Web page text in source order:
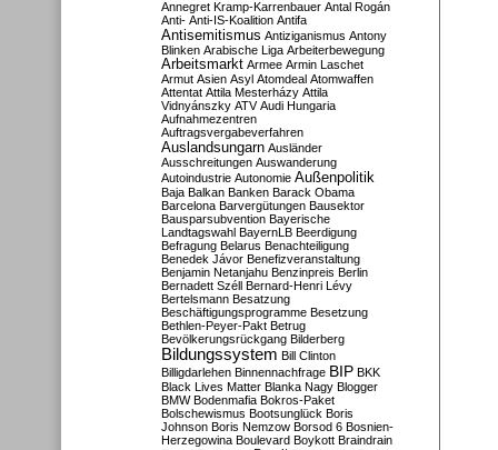
Annegret Kramp-Karrenbauer Antal Rogán
Anti- Anti-IS-Koalition Antifa
Antisemitismus Antiziganismus Antony
Blinken Arabische Liga Arbeiterbewegung
Arbeitsmarkt Armee Armin Laschet
Armut Asien Asyl Atomdeal Atomwaffen
Attentat Attila Mesterházy Attila
Vidnyánszky ATV Audi Hungaria
Aufnahmezentren
Auftragsvergabeverfahren
Auslandsungarn Ausländer
Ausschreitungen Auswanderung
Autoindustrie Autonomie Außenpolitik
Baja Balkan Banken Barack Obama
Barcelona Barvergütungen Bausektor
Bausparsubvention Bayerische
Landtagswahl BayernLB Beerdigung
Befragung Belarus Benachteiligung
Benedek Jávor Benefizveranstaltung
Benjamin Netanjahu Benzinpreis Berlin
Bernadett Széll Bernard-Henri Lévy
Bertelsmann Besatzung
Beschäftigungsprogramme Besetzung
Bethlen-Peyer-Pakt Betrug
Bevölkerungsrückgang Bilderberg
Bildungssystem Bill Clinton
Billigdarlehen Binnennachfrage BIP BKK
Black Lives Matter Blanka Nagy Blogger
BMW Bodenmafia Bokros-Paket
Bolschewismus Bootsunglück Boris
Johnson Boris Nemzow Borsod 6 Bosnien-
Herzegowina Boulevard Boykott Braindrain